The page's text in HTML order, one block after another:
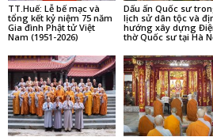
TT.Huế: Lễ bế mạc và
tổng kết kỷ niệm 75 năm
Gia đình Phật tử Việt
Nam (1951-2026)
Dấu ấn Quốc sư
lịch sử dân tộc và
hướng xây dựng
thờ Quốc sư tại Hà